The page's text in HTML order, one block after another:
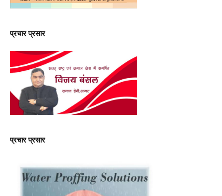
प्रचार प्रसार
प्रचार प्रसार